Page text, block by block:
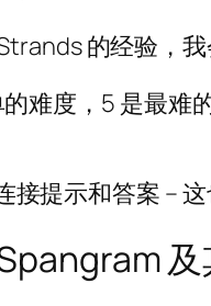
的经验，
难度，5 是最
提示和答案 – 这